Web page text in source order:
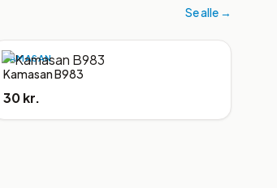
Se alle →
KAMASAN
Kamasan B983
30 kr.